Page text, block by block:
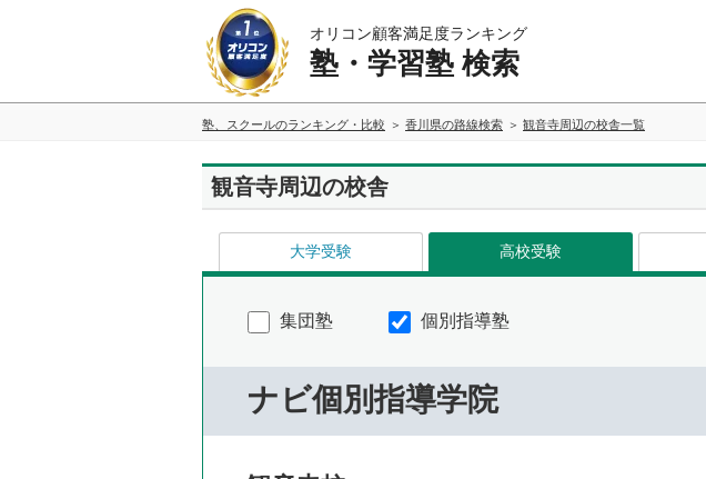
オリコン顧客満足度ランキング
塾・学習塾 検索
塾、スクールのランキング・比較 香川県の路線検索 観音寺周辺の校舎一覧
観音寺周辺の校舎
大学受験 高校受験
集団塾 個別指導塾
ナビ個別指導学院